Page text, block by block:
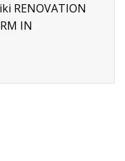
RENOVATION
IN